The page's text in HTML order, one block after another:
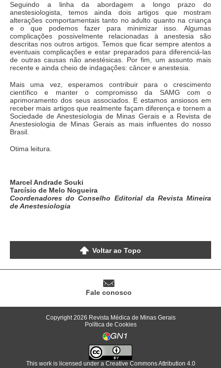
Seguindo a linha da abordagem a longo prazo do
anestesiologista, temos ainda dois artigos que mostram
alterações comportamentais tanto no adulto quanto na criança
e o que podemos fazer para minimizar isso. Algumas
complicações possivelmente relacionadas à anestesia são
descritas nos outros artigos. Temos que ficar sempre atentos a
eventuais complicações e estar preparados para diferenciá-las
de outras causas não anestésicas. Por fim, um assunto mais
recente e ainda cheio de indagações: câncer e anestesia.
Mais uma vez, esperamos contribuir para o crescimento
científico e manter o compromisso da SAMG com o
aprimoramento dos seus associados. E estamos ansiosos em
receber mais artigos que realmente façam diferença e tornem a
Sociedade de Anestesiologia de Minas Gerais e a Revista de
Anestesiologia de Minas Gerais as mais influentes do nosso
Brasil.
Otima leitura.
Marcel Andrade Souki
Tarcísio de Melo Nogueira
Coordenadores do Conselho Editorial da Revista Mineira
de Anestesiologia
Voltar ao Topo
Fale conosco
Copyright 2026 Revista Médica de Minas Gerais
Política de Cookies
This work is licensed under a Creative Commons Attribution 4.0